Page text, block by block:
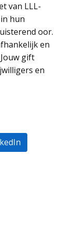
van LLL-
hun
oor.
en
gift
en